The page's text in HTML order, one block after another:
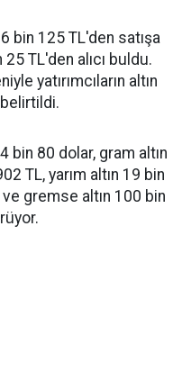
bin 125 TL'den satışa
TL'den alıcı buldu.
yatırımcıların altın
belirtildi.
bin 80 dolar, gram altın
TL, yarım altın 19 bin
gremse altın 100 bin